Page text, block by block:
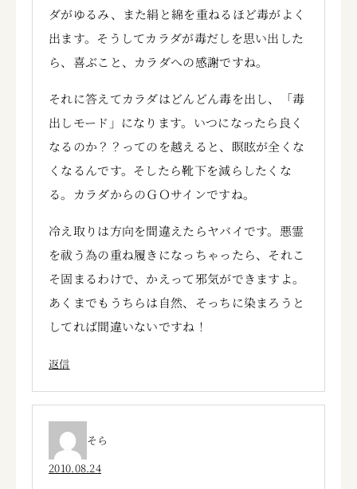
ダがゆるみ、また絹と綿を重ねるほど毒がよく
出ます。そうしてカラダが毒だしを思い出した
ら、喜ぶこと、カラダへの感謝ですね。
それに答えてカラダはどんどん毒を出し、「毒
出しモード」になります。いつになったら良く
なるのか？？ってのを越えると、瞑眩が全くな
くなるんです。そしたら靴下を減らしたくな
る。カラダからのＧＯサインですね。
冷え取りは方向を間違えたらヤバイです。悪霊
を祓う為の重ね履きになっちゃったら、それこ
そ固まるわけで、かえって邪気ができますよ。
あくまでもうちらは自然、そっちに染まろうと
してれば間違いないですね！
返信
そら
2010.08.24